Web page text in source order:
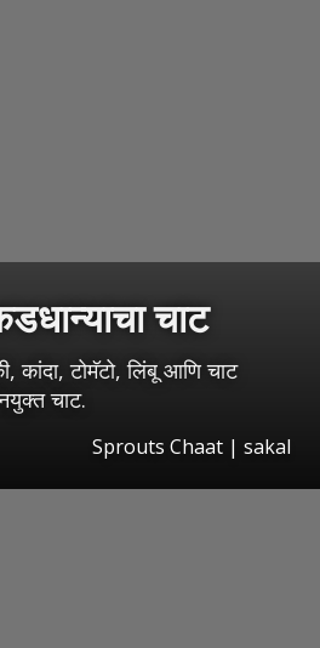
चाट
कांदा, टोमॅटो, लिंबू आणि चाट
चाट.
Sprouts Chaat | sakal